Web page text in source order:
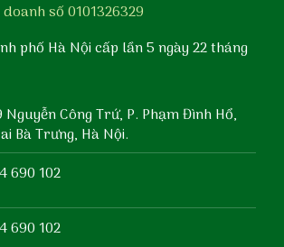
số 0101326329
phố Hà Nội cấp lần 5 ngày 22 tháng
Nguyễn Công Trứ, P. Phạm Đình Hổ,
Bà Trưng, Hà Nội.
690 102
690 102